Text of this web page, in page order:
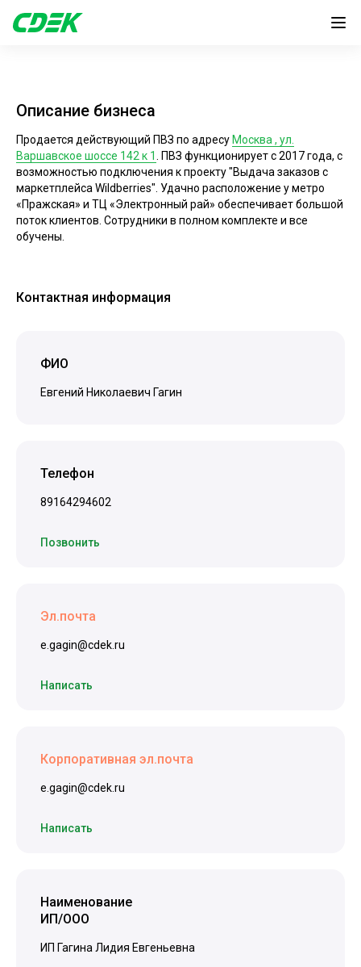
Описание бизнеса
Продается действующий ПВЗ по адресу Москва , ул.
Варшавское шоссе 142 к 1
. ПВЗ функционирует с 2017 года, с
возможностью подключения к проекту "Выдача заказов с
маркетплейса Wildberries". Удачно расположение у метро
«Пражская» и ТЦ «Электронный рай» обеспечивает большой
поток клиентов. Сотрудники в полном комплекте и все
обучены.
Контактная информация
ФИО
Евгений Николаевич Гагин
Телефон
89164294602
Позвонить
Эл.почта
e.gagin@cdek.ru
Написать
Корпоративная эл.почта
e.gagin@cdek.ru
Написать
Наименование
ИП/ООО
ИП Гагина Лидия Евгеньевна